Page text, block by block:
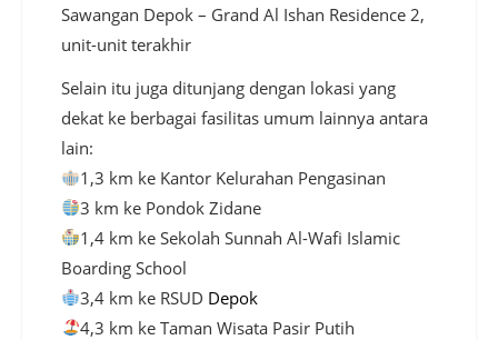
Sawangan Depok – Grand Al Ishan Residence 2,
unit-unit terakhir
Selain itu juga ditunjang dengan lokasi yang
dekat ke berbagai fasilitas umum lainnya antara
lain:
1,3 km ke Kantor Kelurahan Pengasinan
3 km ke Pondok Zidane
1,4 km ke Sekolah Sunnah Al-Wafi Islamic
Boarding School
3,4 km ke RSUD Depok
4,3 km ke Taman Wisata Pasir Putih